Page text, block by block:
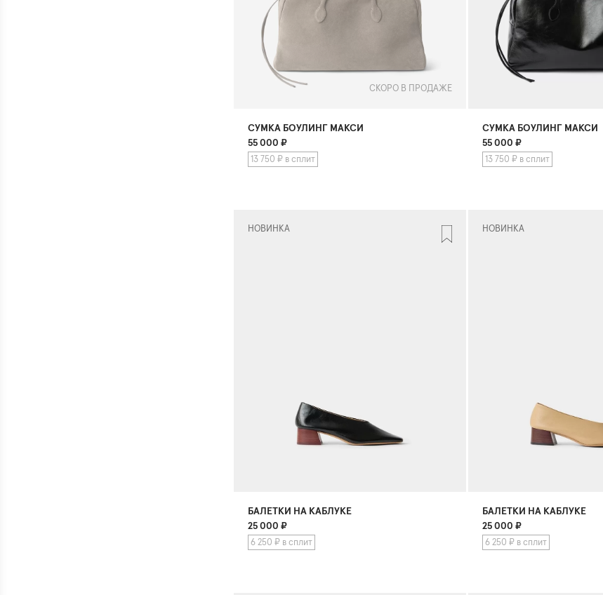
СКОРО В ПРОДАЖЕ
СУМКА БОУЛИНГ МАКСИ
55 000 ₽
13 750 ₽ в сплит
СУМКА БОУЛИНГ МАКСИ
55 000 ₽
13 750 ₽ в сплит
НОВИНКА
БАЛЕТКИ НА КАБЛУКЕ
25 000 ₽
6 250 ₽ в сплит
НОВИНКА
БАЛЕТКИ НА КАБЛУКЕ
25 000 ₽
6 250 ₽ в сплит